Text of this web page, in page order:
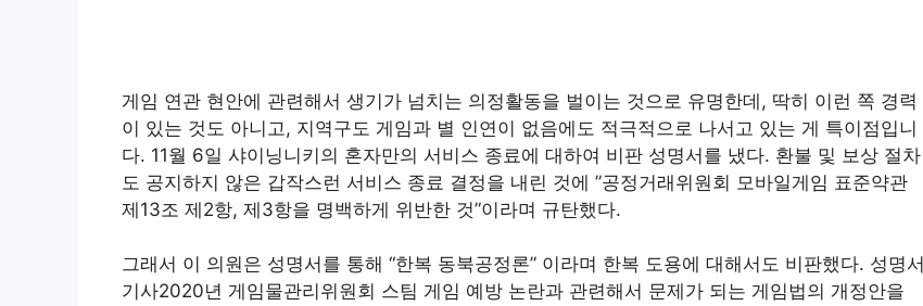
게임 연관 현안에 관련해서 생기가 넘치는 의정활동을 벌이는 것으로 유명한데, 딱히 이런 쪽 경력
이 있는 것도 아니고, 지역구도 게임과 별 인연이 없음에도 적극적으로 나서고 있는 게 특이점입니
다. 11월 6일 샤이닝니키의 혼자만의 서비스 종료에 대하여 비판 성명서를 냈다. 환불 및 보상 절차
도 공지하지 않은 갑작스런 서비스 종료 결정을 내린 것에 ”공정거래위원회 모바일게임 표준약관
제13조 제2항, 제3항을 명백하게 위반한 것”이라며 규탄했다.
그래서 이 의원은 성명서를 통해 “한복 동북공정론” 이라며 한복 도용에 대해서도 비판했다. 성명서
기사2020년 게임물관리위원회 스팀 게임 예방 논란과 관련해서 문제가 되는 게임법의 개정안을